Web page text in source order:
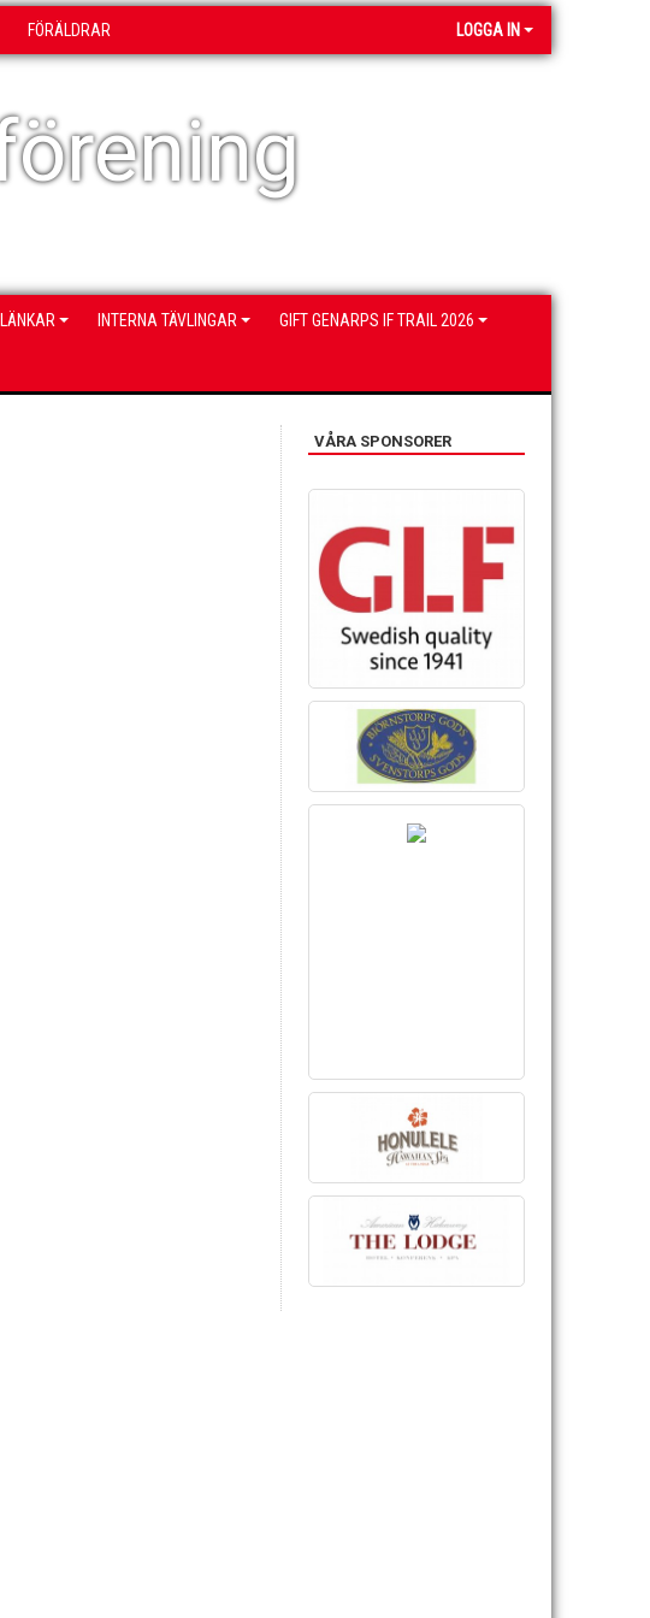
FÖRÄLDRAR LOGGA IN
LÄNKAR INTERNA TÄVLINGAR GIFT GENARPS IF TRAIL 2026
VÅRA SPONSORER